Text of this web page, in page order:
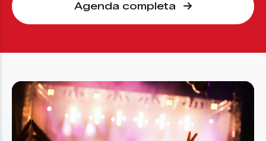
Agenda completa